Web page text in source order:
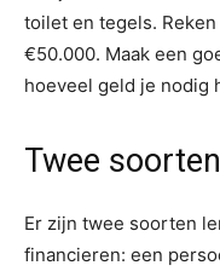
toilet en tegels.
€50.000. Maak een
hoeveel geld je nodig
Twee
Er zijn twee soorten
financieren: een